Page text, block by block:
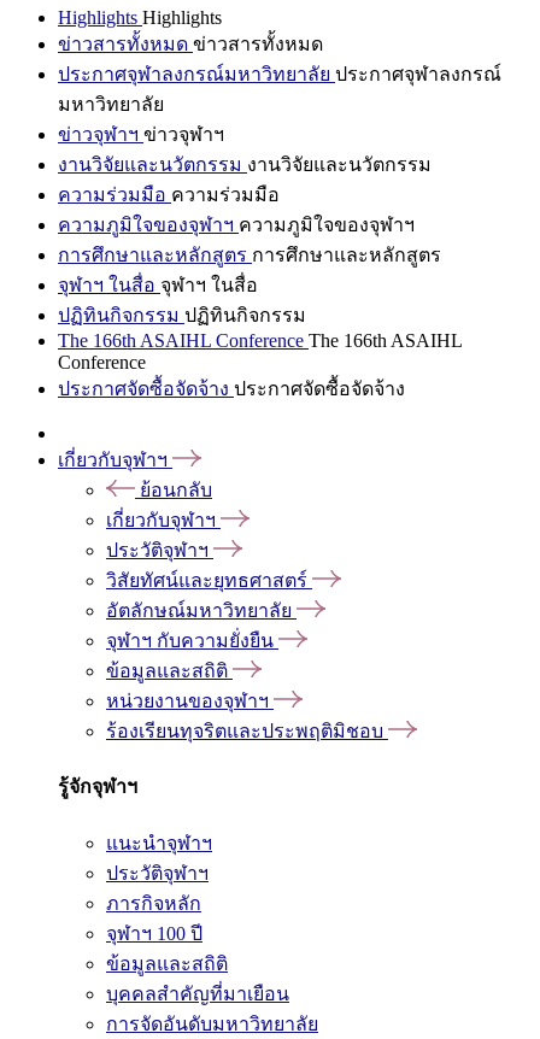
Highlights Highlights
ข่าวสารทั้งหมด ข่าวสารทั้งหมด
ประกาศจุฬาลงกรณ์มหาวิทยาลัย ประกาศจุฬาลงกรณ์
มหาวิทยาลัย
ข่าวจุฬาฯ ข่าวจุฬาฯ
งานวิจัยและนวัตกรรม งานวิจัยและนวัตกรรม
ความร่วมมือ ความร่วมมือ
ความภูมิใจของจุฬาฯ ความภูมิใจของจุฬาฯ
การศึกษาและหลักสูตร การศึกษาและหลักสูตร
จุฬาฯ ในสื่อ จุฬาฯ ในสื่อ
ปฏิทินกิจกรรม ปฏิทินกิจกรรม
The 166th ASAIHL Conference The 166th ASAIHL
Conference
ประกาศจัดซื้อจัดจ้าง ประกาศจัดซื้อจัดจ้าง
เกี่ยวกับจุฬาฯ
ย้อนกลับ
เกี่ยวกับจุฬาฯ
ประวัติจุฬาฯ
วิสัยทัศน์และยุทธศาสตร์
อัตลักษณ์มหาวิทยาลัย
จุฬาฯ กับความยั่งยืน
ข้อมูลและสถิติ
หน่วยงานของจุฬาฯ
ร้องเรียนทุจริตและประพฤติมิชอบ
รู้จักจุฬาฯ
แนะนำจุฬาฯ
ประวัติจุฬาฯ
ภารกิจหลัก
จุฬาฯ 100 ปี
ข้อมูลและสถิติ
บุคคลสำคัญที่มาเยือน
การจัดอันดับมหาวิทยาลัย